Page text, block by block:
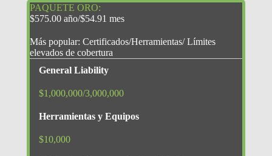
PAQUETE ORO:
$575.00 año/$54.91 mes
Más popular: Certificados/Herramientas/ Límites
elevados de cobertura
General Liability
$1,000,000/3,000,000
Herramientas y Equipos
$10,000